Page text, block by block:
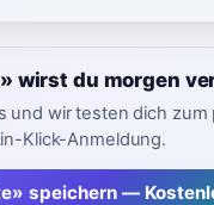
wirst du morgen
und wir testen dich
Klick-Anmeldung.
speichern —